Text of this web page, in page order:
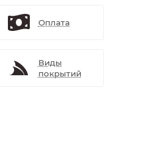
Оплата
Виды
покрытий